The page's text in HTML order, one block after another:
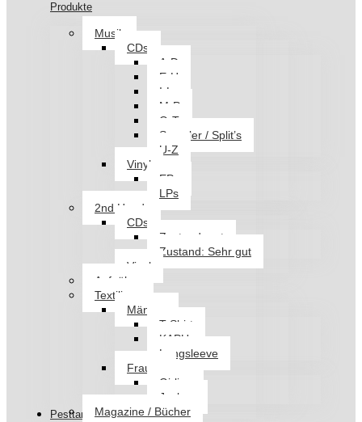
Produkte
Musik
CDs
A-D
E-H
I-L
M-P
Q-T
Sampler / Split’s
U-Z
Vinyl
EPs
LPs
2nd Hand
CDs
Zustand: gut
Zustand: Sehr gut
Vinyl
Aufnäher
Textilien
Männer
T-Shirt
KAPU
Longsleeve
Frauen
Girlies
Jacken
Magazine / Bücher
Pesttanz